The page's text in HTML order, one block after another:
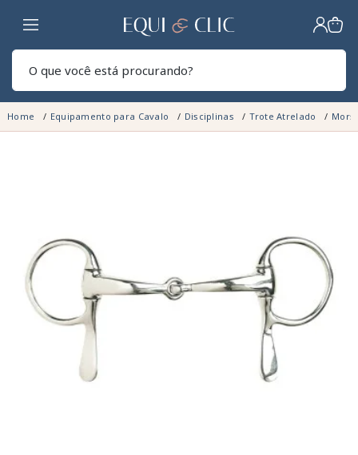
Lar
Home Equipamento para Cavalo Disciplinas Trote Atrelado Mors